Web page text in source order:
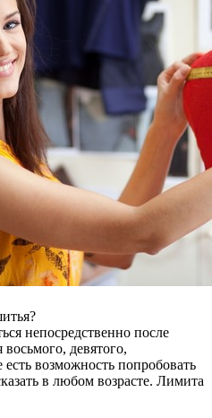
непосредственно после
девятого,
возможность попробовать
в любом возрасте. Лимита